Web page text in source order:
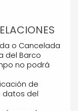
o Cancelada
del Barco
no podrá
de
datos del